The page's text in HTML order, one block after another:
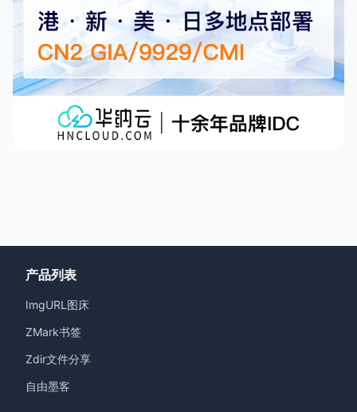
产品列表
ImgURL图床
ZMark书签
Zdir文件分享
自由墨客